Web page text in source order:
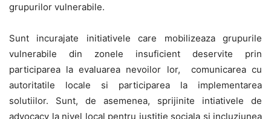
grupurilor vulnerabile.
Sunt incurajate initiativele care mobilizeaza grupurile
vulnerabile din zonele insuficient deservite prin
participarea la evaluarea nevoilor lor, comunicarea cu
autoritatile locale si participarea la implementarea
solutiilor. Sunt, de asemenea, sprijinite intiativele de
advocacy la nivel local pentru justitie sociala si incluziunea